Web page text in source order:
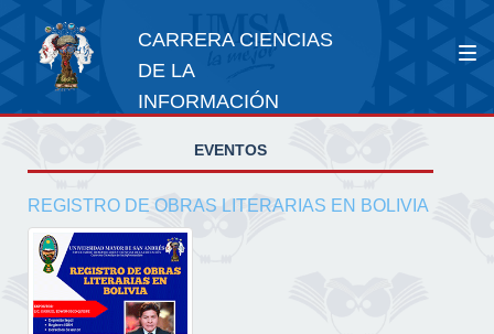
CARRERA CIENCIAS
DE LA
INFORMACIÓN
EVENTOS
REGISTRO DE OBRAS LITERARIAS EN BOLIVIA